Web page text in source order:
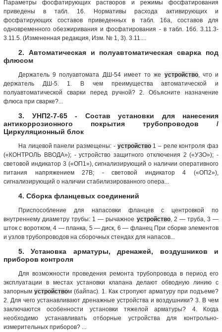
Параметры фосфатирующих растворов и режимы фосфатирования
приведены в табл. 16. Нормативы расхода активирующих и
фосфатирующих составов приведенных в табл. 16а, составов для
одновременного обезжиривания и фосфатирования - в табл. 16б. 3.11.3-
3.11.5. (Измененная редакция, Изм. № 1, 3). 3.11....
2. Автоматическая и полуавтоматическая сварка под
флюсом
Держатель 9 полуавтомата ДШ-54 имеет то же устройство, что и
держатель ДШ-5. 1. В чем преимущества автоматической и
полуавтоматической сварки перед ручной? 2. Объясните назначение
флюса при сварке?...
3. УНП2-7-65 - Состав установки для нанесения
антикоррозионного покрытия трубопроводов /
Циркуляционный блок
На лицевой панели размещены: - устройство1 – реле контроля фаз
(«КОНТРОЛЬ ВВОДА»); - устройство защитного отключения 2 («УЗО»); -
световой индикатор 3 («ОП1»), сигнализирующий о наличии оперативного
питания напряжением 27В; - световой индикатор 4 («ОП2»),
сигнализирующий о наличии стабилизированного опера...
4. Сборка фланцевых соединений
Приспособление для напасовки фланцев с центровкой по
внутреннему диаметру трубы: 1 — рычажное устройство, 2 — труба, 3 —
шток с воротком, 4 — планка, 5 — диск, 6 — фланец При сборке элементов
и узлов трубопроводов на сборочных стендах для напасов...
5. Установка арматуры, дренажей, воздушников и
приборов контроля
Для возможности проведения ремонта трубопровода в период его
эксплуатации в местах установки клапана делают обводную линию с
запорным устройством (байпас). 1. Как стропуют арматуру при подъеме?
2. Для чего устанавливают дренажные устройства и воздушники? 3. В чем
заключаются особенности установки тяжелой арматуры? 4. Когда
необходимо устанавливать отборные устройства для контрольно-
измерительных приборов? ...